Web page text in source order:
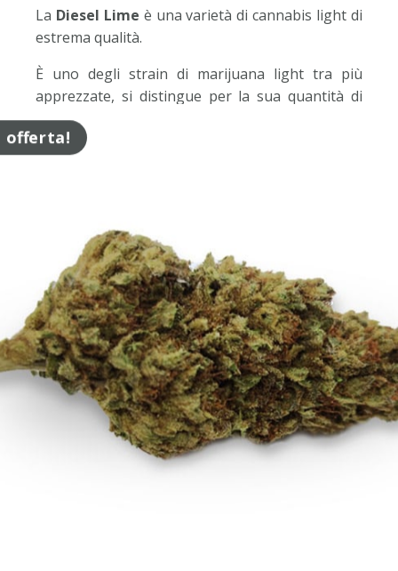
La Diesel Lime è una varietà di cannabis light di
estrema qualità.
È uno degli strain di marijuana light tra più
apprezzate, si distingue per la sua quantità di
tricomi e terpeni che le danno particolari aromi e
grandi quantità di principio attivo CBD.
offerta!